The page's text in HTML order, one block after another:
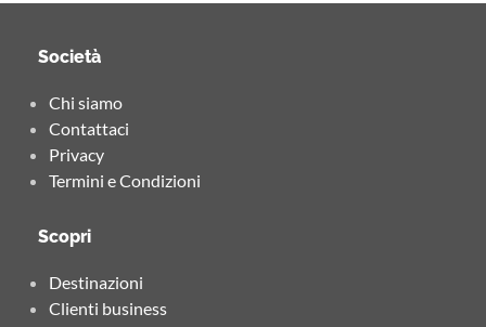
Società
Chi siamo
Contattaci
Privacy
Termini e Condizioni
Scopri
Destinazioni
Clienti business